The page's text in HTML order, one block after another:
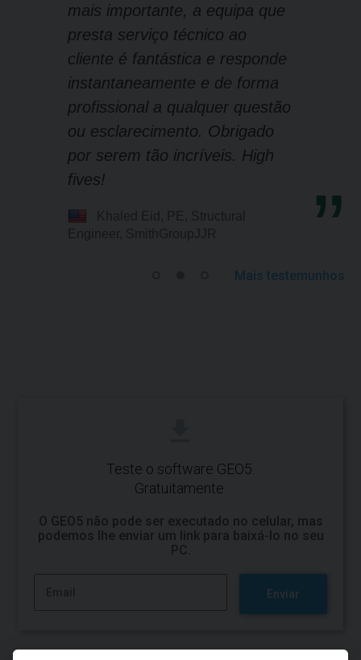
mais importante, a equipa que
presta serviço técnico ao
cliente é fantástica e responde
instantaneamente e de forma
profissional a qualquer questão
ou esclarecimento. Obrigado
por serem tão incríveis. High
fives!
Mais testemunhos
Teste o software GEO5.
Gratuitamente.
O GEO5 não pode ser executado no celular, mas
podemos lhe enviar um link para baixá-lo no seu
PC.
Enviar